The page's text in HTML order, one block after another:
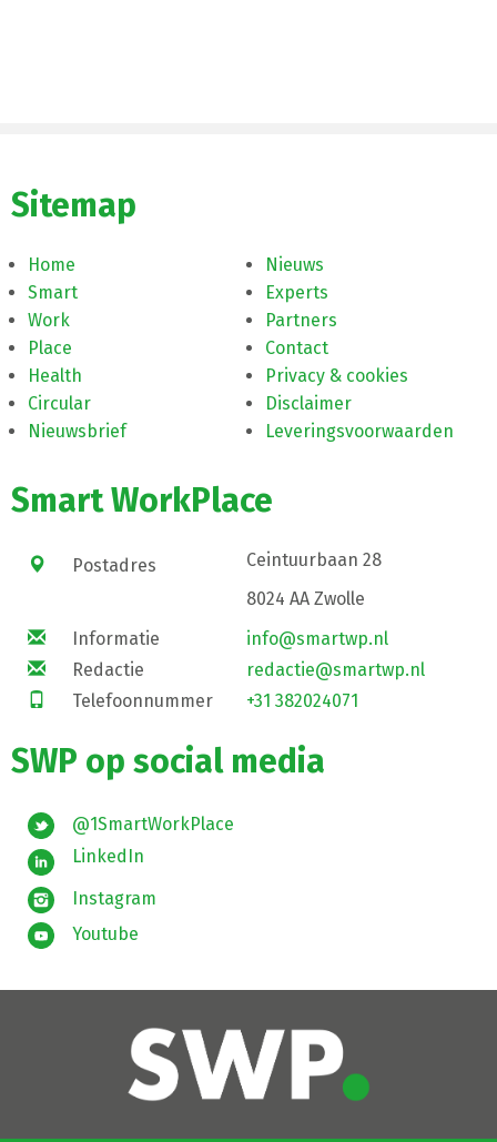
Sitemap
Home
Smart
Work
Place
Health
Circular
Nieuwsbrief
Nieuws
Experts
Partners
Contact
Privacy & cookies
Disclaimer
Leveringsvoorwaarden
Smart WorkPlace
Postadres
Ceintuurbaan 28
8024 AA Zwolle
Informatie
info@smartwp.nl
Redactie
redactie@smartwp.nl
Telefoonnummer
+31 382024071
SWP op social media
@1SmartWorkPlace
LinkedIn
Instagram
Youtube